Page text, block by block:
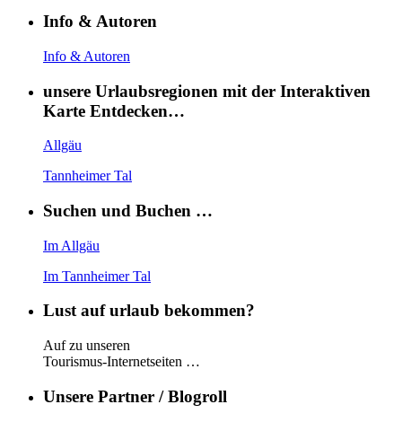
Info & Autoren
Info & Autoren
unsere Urlaubsregionen mit der Interaktiven
Karte Entdecken…
Allgäu
Tannheimer Tal
Suchen und Buchen …
Im Allgäu
Im Tannheimer Tal
Lust auf urlaub bekommen?
Auf zu unseren
Tourismus-Internetseiten …
Unsere Partner / Blogroll